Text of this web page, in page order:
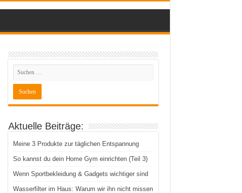
Aktuelle Beiträge:
Meine 3 Produkte zur täglichen Entspannung
So kannst du dein Home Gym einrichten (Teil 3)
Wenn Sportbekleidung & Gadgets wichtiger sind
Wasserfilter im Haus: Warum wir ihn nicht missen